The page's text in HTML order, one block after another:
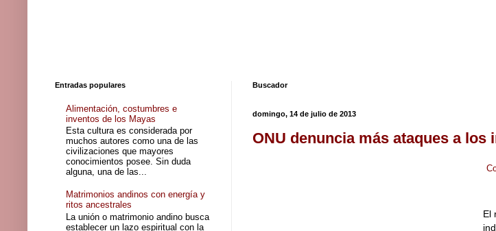
Buscador
domingo, 14 de julio de 2013
ONU denuncia más ataques a los
El
Entradas populares
Alimentación, costumbres e
inventos de los Mayas
Esta cultura es considerada por
muchos autores como una de las
civilizaciones que mayores
conocimientos posee. Sin duda
alguna, una de las...
Matrimonios andinos con energía y
ritos ancestrales
La unión o matrimonio andino busca
establecer un lazo espiritual con la